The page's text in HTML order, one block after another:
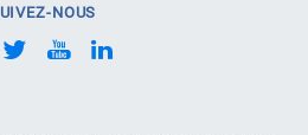
NOUS